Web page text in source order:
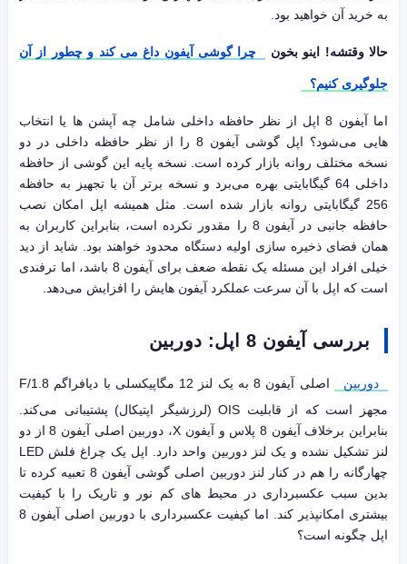
به خرید آن خواهید بود.
حالا وقتشه! اینو بخون چرا گوشی آیفون داغ می کند و چطور از آن
جلوگیری کنیم؟
اما آیفون 8 اپل از نظر حافظه داخلی شامل چه آپشن ها یا انتخاب
هایی می‌شود؟ اپل گوشی آیفون 8 را از نظر حافظه داخلی در دو
نسخه مختلف روانه بازار کرده است. نسخه پایه این گوشی از حافظه
داخلی 64 گیگابایتی بهره می‌برد و نسخه برتر آن با تجهیز به حافظه
256 گیگابایتی روانه بازار شده است. مثل همیشه اپل امکان نصب
حافظه جانبی در آیفون 8 را مقدور نکرده است، بنابراین کاربران به
همان فضای ذخیره سازی اولیه دستگاه محدود خواهند بود. شاید از دید
خیلی افراد این مسئله یک نقطه ضعف برای آیفون 8 باشد، اما ترفندی
است که اپل با آن سرعت عملکرد آیفون هایش را افزایش می‌دهد.
بررسی آیفون 8 اپل: دوربین
دوربین
اصلی آیفون 8 به یک لنز 12 مگاپیکسلی با دیافراگم F/1.8
مجهز است که از قابلیت OIS (لرزشیگر اپتیکال) پشتیبانی می‌کند.
بنابراین برخلاف آیفون 8 پلاس و آیفون X، دوربین اصلی آیفون 8 از دو
لنز تشکیل نشده و یک لنز دوربین واحد دارد. اپل یک چراغ فلش LED
چهارگانه را هم در کنار لنز دوربین اصلی گوشی آیفون 8 تعبیه کرده تا
بدین سبب عکسبرداری در محیط های کم نور و تاریک را با کیفیت
بیشتری امکانپذیر کند. اما کیفیت عکسبرداری با دوربین اصلی آیفون 8
اپل چگونه است؟